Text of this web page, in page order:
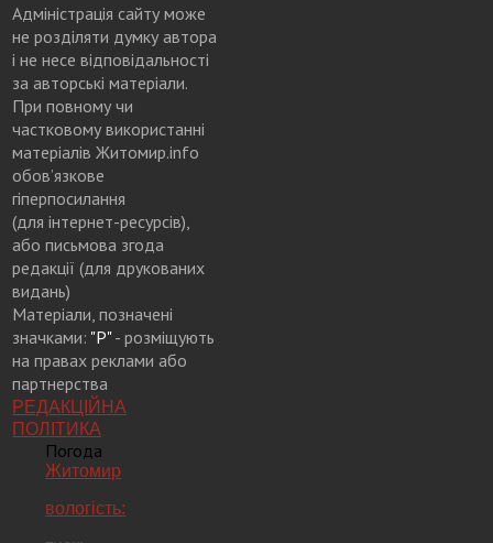
Адміністрація сайту може
не розділяти думку автора
і не несе відповідальності
за авторські матеріали.
При повному чи
частковому використанні
матеріалів Житомир.info
обов’язкове
гіперпосилання
(для інтернет-ресурсів),
або письмова згода
редакції (для друкованих
видань)
Матеріали, позначені
значками: "Р"- розміщують
на правах реклами або
партнерства
РЕДАКЦІЙНА
ПОЛІТИКА
Погода
Житомир
вологість: